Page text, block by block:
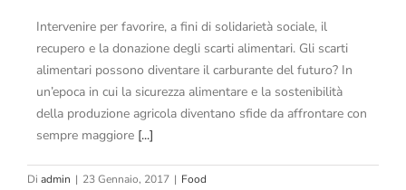
Intervenire per favorire, a fini di solidarietà sociale, il
recupero e la donazione degli scarti alimentari. Gli scarti
alimentari possono diventare il carburante del futuro? In
un’epoca in cui la sicurezza alimentare e la sostenibilità
della produzione agricola diventano sfide da affrontare con
sempre maggiore [...]
Di admin | 23 Gennaio, 2017 | Food